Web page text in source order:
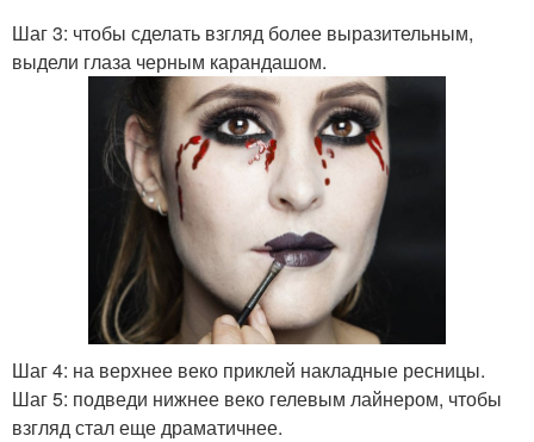
Шаг 3: чтобы сделать взгляд более выразительным,
выдели глаза черным карандашом.
Шаг 4: на верхнее веко приклей накладные ресницы.
Шаг 5: подведи нижнее веко гелевым лайнером, чтобы
взгляд стал еще драматичнее.